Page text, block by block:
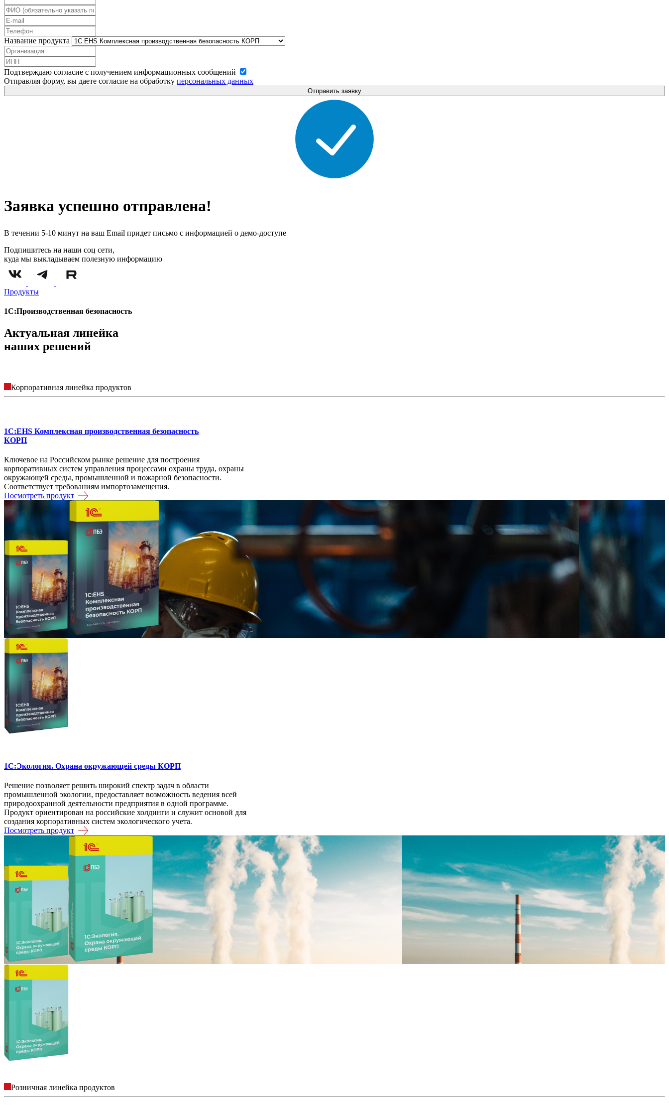
Название продукта
Подтверждаю согласие с получением информационных сообщений
Отправляя форму, вы даете согласие на обработку персональных данных
Отправить заявку
Заявка успешно отправлена!
В течении 5-10 минут на ваш Email придет письмо с информацией о демо-доступе
Подпишитесь на наши соц сети,
куда мы выкладываем полезную информацию
Продукты
1С:Производственная безопасность
Актуальная линейка
наших решений
Корпоративная линейка продуктов
1С:EHS Комплексная производственная безопасность
КОРП
Ключевое на Российском рынке решение для построения
корпоративных систем управления процессами охраны труда, охраны
окружающей среды, промышленной и пожарной безопасности.
Соответствует требованиям импортозамещения.
Посмотреть продукт
1С:Экология. Охрана окружающей среды КОРП
Решение позволяет решить широкий спектр задач в области
промышленной экологии, предоставляет возможность ведения всей
природоохранной деятельности предприятия в одной программе.
Продукт ориентирован на российские холдинги и служит основой для
создания корпоративных систем экологического учета.
Посмотреть продукт
Розничная линейка продуктов